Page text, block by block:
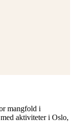
mangfold i
aktiviteter i Oslo,